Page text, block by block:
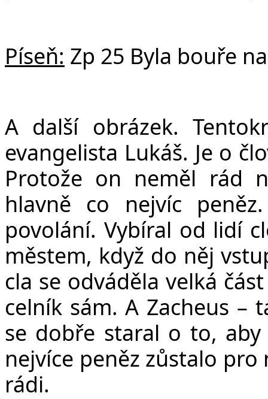
Píseň: Zp 25 Byla bouře
A další obrázek.
evangelista Lukáš. Je o
Protože on neměl rád
hlavně co nejvíc
povolání. Vybíral od lidí
městem, když do něj
cla se odváděla velká
celník sám. A Zacheus –
se dobře staral o to,
nejvíce peněz zůstalo
rádi.